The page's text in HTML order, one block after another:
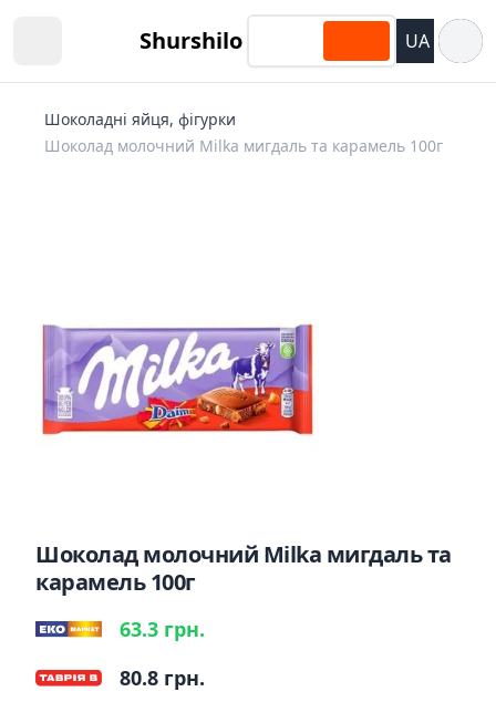
Shurshilo UA
Шоколадні яйця, фігурки
Шоколад молочний Milka мигдаль та карамель 100г
Шоколад молочний Milka мигдаль та
карамель 100г
63.3 грн.
80.8 грн.